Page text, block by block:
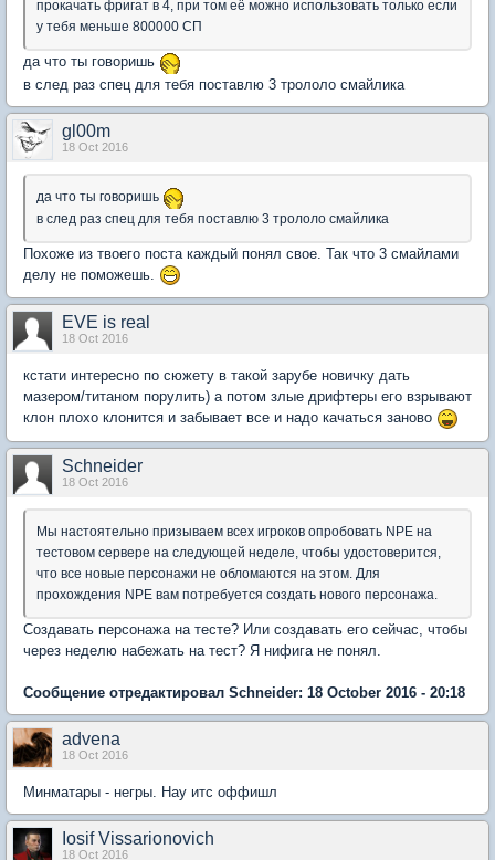
прокачать фригат в 4, при том её можно использовать только если
у тебя меньше 800000 СП
да что ты говоришь
в след раз спец для тебя поставлю 3 трололо смайлика
gl00m
18 Oct 2016
да что ты говоришь
в след раз спец для тебя поставлю 3 трололо смайлика
Похоже из твоего поста каждый понял свое. Так что 3 смайлами
делу не поможешь.
EVE is real
18 Oct 2016
кстати интересно по сюжету в такой зарубе новичку дать
мазером/титаном порулить) а потом злые дрифтеры его взрывают
клон плохо клонится и забывает все и надо качаться заново
Schneider
18 Oct 2016
Мы настоятельно призываем всех игроков опробовать NPE на
тестовом сервере на следующей неделе, чтобы удостоверится,
что все новые персонажи не обломаются на этом. Для
прохождения NPE вам потребуется создать нового персонажа.
Создавать персонажа на тесте? Или создавать его сейчас, чтобы
через неделю набежать на тест? Я нифига не понял.
Сообщение отредактировал Schneider: 18 October 2016 - 20:18
advena
18 Oct 2016
Минматары - негры. Нау итс оффишл
Iosif Vissarionovich
18 Oct 2016